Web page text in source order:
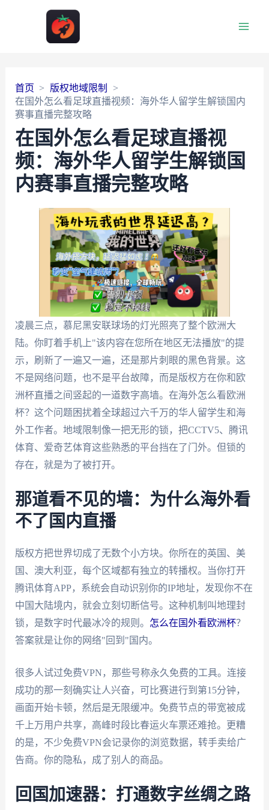
首页
版权地域限制
在国外怎么看足球直播视频：海外华人留学生解锁国内
赛事直播完整攻略
在国外怎么看足球直播视
频：海外华人留学生解锁国
内赛事直播完整攻略
凌晨三点，慕尼黑安联球场的灯光照亮了整个欧洲大
陆。你盯着手机上"该内容在您所在地区无法播放"的提
示，刷新了一遍又一遍，还是那片刺眼的黑色背景。这
不是网络问题，也不是平台故障，而是版权方在你和欧
洲杯直播之间竖起的一道数字高墙。在海外怎么看欧洲
杯？这个问题困扰着全球超过六千万的华人留学生和海
外工作者。地域限制像一把无形的锁，把CCTV5、腾讯
体育、爱奇艺体育这些熟悉的平台挡在了门外。但锁的
存在，就是为了被打开。
那道看不见的墙：为什么海外看
不了国内直播
版权方把世界切成了无数个小方块。你所在的英国、美
国、澳大利亚，每个区域都有独立的转播权。当你打开
腾讯体育APP，系统会自动识别你的IP地址，发现你不在
中国大陆境内，就会立刻切断信号。这种机制叫地理封
锁，是数字时代最冰冷的规则。 怎么在国外看欧洲杯？
答案就是让你的网络"回到"国内。
很多人试过免费VPN，那些号称永久免费的工具。连接
成功的那一刻确实让人兴奋，可比赛进行到第15分钟，
画面开始卡顿，然后是无限缓冲。免费节点的带宽被成
千上万用户共享，高峰时段比春运火车票还难抢。更糟
的是，不少免费VPN会记录你的浏览数据，转手卖给广
告商。你的隐私，成了别人的商品。
回国加速器：打通数字丝绸之路